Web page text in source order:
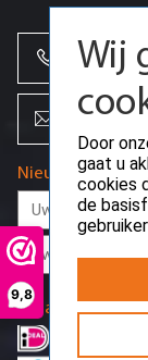
9,8
> HP Motherboard
> Dell Motherboard
> Overige
Cage & Backplane
> Dell Cage &
> Overige Cage &
Kabels / Adapters
> SAS kabel
> SATA kabel
> Netwerk kabel
> Power kabel
> Adapters
> PDU power
Overige hardware
> Front bezel
+31
Nieuwsbrief
Wij
Door
gaat u
cookies
de